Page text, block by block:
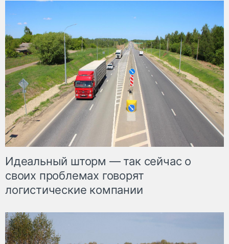
Идеальный шторм — так сейчас о
своих проблемах говорят
логистические компании